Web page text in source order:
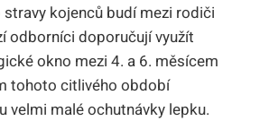
kojenců budí mezi rodiči
odborníci doporučují využít
okno mezi 4. a 6. měsícem
tohoto citlivého období
velmi malé ochutnávky lepku.